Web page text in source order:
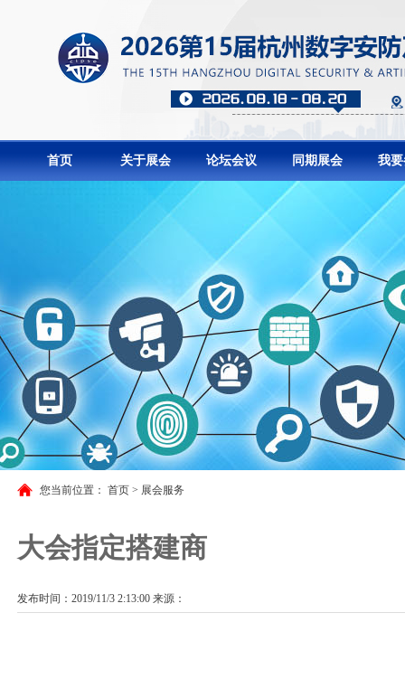
首页 关于展会 论坛会议 同期展会 我
您当前位置： 首页 > 展会服务
大会指定搭建商
发布时间：2019/11/3 2:13:00 来源：